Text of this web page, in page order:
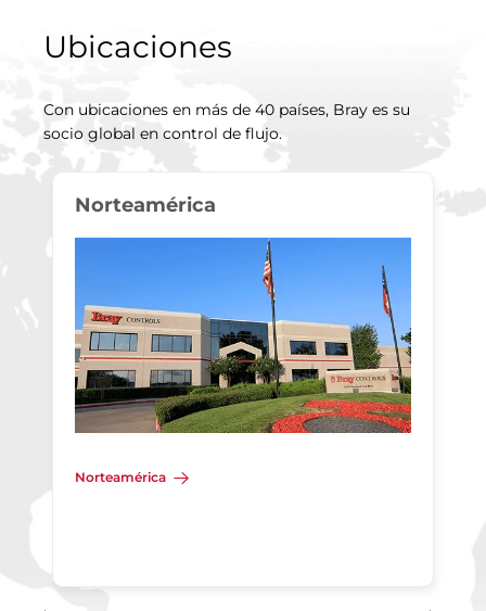
Ubicaciones
Con ubicaciones en más de 40 países, Bray es su
socio global en control de flujo.
Norteamérica
Norteamérica